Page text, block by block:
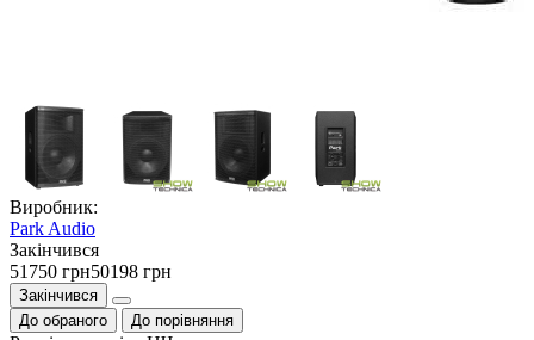
Виробник:
Park Audio
Закiнчився
51750 грн50198 грн
Закінчився
До обраного
До порівняння